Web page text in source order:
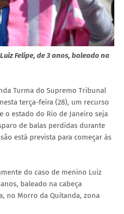
Felipe, de 3 anos, baleado na
Turma do Supremo Tribunal
terça-feira (28), um recurso
o estado do Rio de Janeiro seja
de balas perdidas durante
está prevista para começar às
do caso de menino Luiz
baleado na cabeça
no Morro da Quitanda, zona